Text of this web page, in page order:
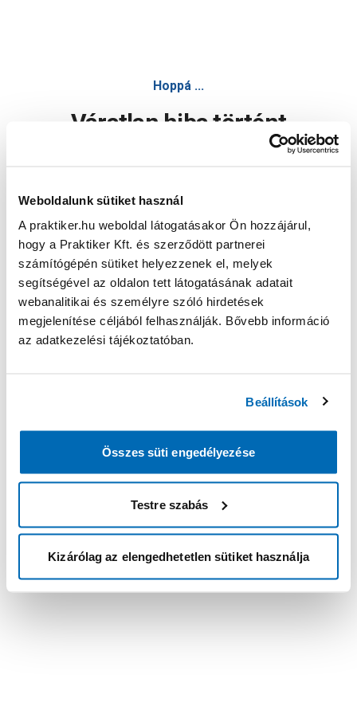
Weboldalunk sütiket használ
A praktiker.hu weboldal látogatásakor Ön hozzájárul,
hogy a Praktiker Kft. és szerződött partnerei
számítógépén sütiket helyezzenek el, melyek
segítségével az oldalon tett látogatásának adatait
webanalitikai és személyre szóló hirdetések
megjelenítése céljából felhasználják. Bővebb információ
az adatkezelési tájékoztatóban.
Beállítások
Összes süti engedélyezése
Testre szabás
Kizárólag az elengedhetetlen sütiket használja
Hoppá ...
Váratlan hiba történt
Oldal újratöltése